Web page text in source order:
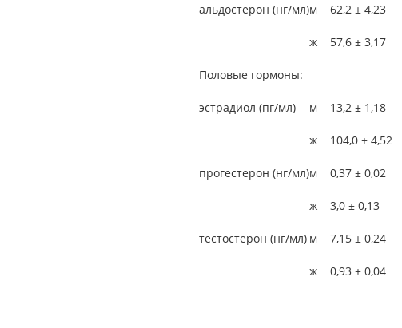
альдостерон (нг/мл)м 62,2 ± 4,23
ж 57,6 ± 3,17
Половые гормоны:
эстрадиол (пг/мл) м 13,2 ± 1,18
ж 104,0 ± 4,52
прогестерон (нг/мл)м 0,37 ± 0,02
ж 3,0 ± 0,13
тестостерон (нг/мл) м 7,15 ± 0,24
ж 0,93 ± 0,04